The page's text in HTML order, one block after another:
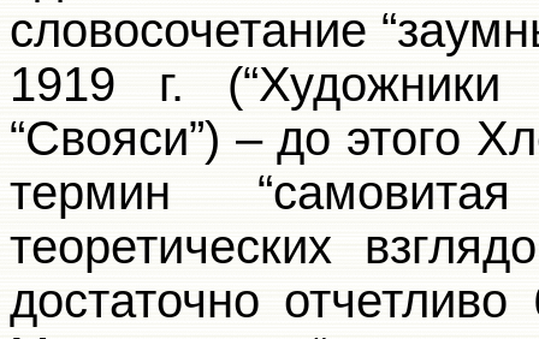
словосочетание
1919 г.
“Свояси”) – до этого
термин
теоретических
достаточно